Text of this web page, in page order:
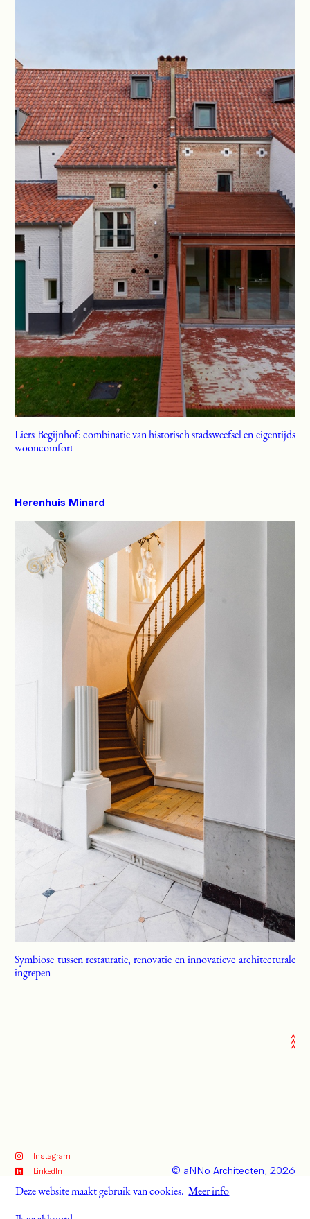
Deze website maakt gebruik van cookies. Meer info
Liers Begijnhof: combinatie van historisch stadsweefsel en eigentijds
wooncomfort
Herenhuis Minard
Symbiose tussen restauratie, renovatie en innovatieve architecturale
ingrepen
Instagram
LinkedIn
© aNNo Architecten, 2026